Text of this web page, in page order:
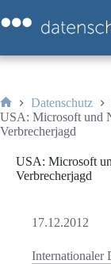
Inhalt
springen
Start
Datenschutz
USA: Microsoft und
Verbrecherjagd
USA: Microsoft
Verbrecherjagd
17.12.2012
Internationaler